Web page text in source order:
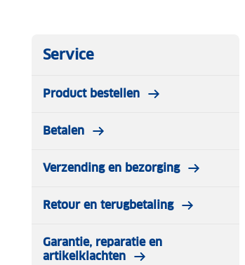
Service
Product bestellen
Betalen
Verzending en bezorging
Retour en terugbetaling
Garantie, reparatie en
artikelklachten